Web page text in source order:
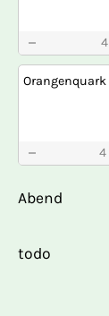
4
Orangenquark
4
Abend
todo